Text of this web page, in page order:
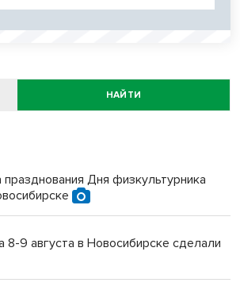
НАЙТИ
Дня физкультурника
8-9 августа в Новосибирске сделали